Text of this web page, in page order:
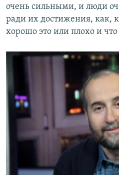
очень сильными, и люди
ради их достижения, как,
хорошо это или плохо и что